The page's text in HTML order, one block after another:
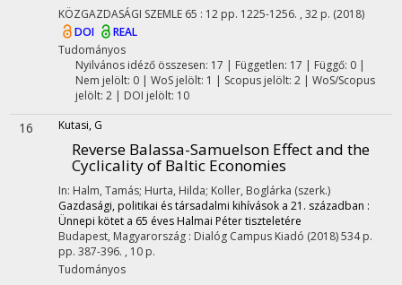
KÖZGAZDASÁGI SZEMLE 65 : 12 pp. 1225-1256. , 32 p. (2018)
DOI
REAL
Tudományos
Nyilvános idéző összesen: 17 | Független: 17 | Függő: 0 |
Nem jelölt: 0 | WoS jelölt: 1 | Scopus jelölt: 2 | WoS/Scopus
jelölt: 2 | DOI jelölt: 10
16 Kutasi, G
Reverse Balassa-Samuelson Effect and the
Cyclicality of Baltic Economies
In: Halm, Tamás; Hurta, Hilda; Koller, Boglárka (szerk.)
Gazdasági, politikai és társadalmi kihívások a 21. században :
Ünnepi kötet a 65 éves Halmai Péter tiszteletére
Budapest, Magyarország : Dialóg Campus Kiadó (2018)534 p.
pp. 387-396. , 10 p.
Tudományos